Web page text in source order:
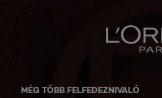
MÉG TÖBB FELFEDEZNIVALÓ